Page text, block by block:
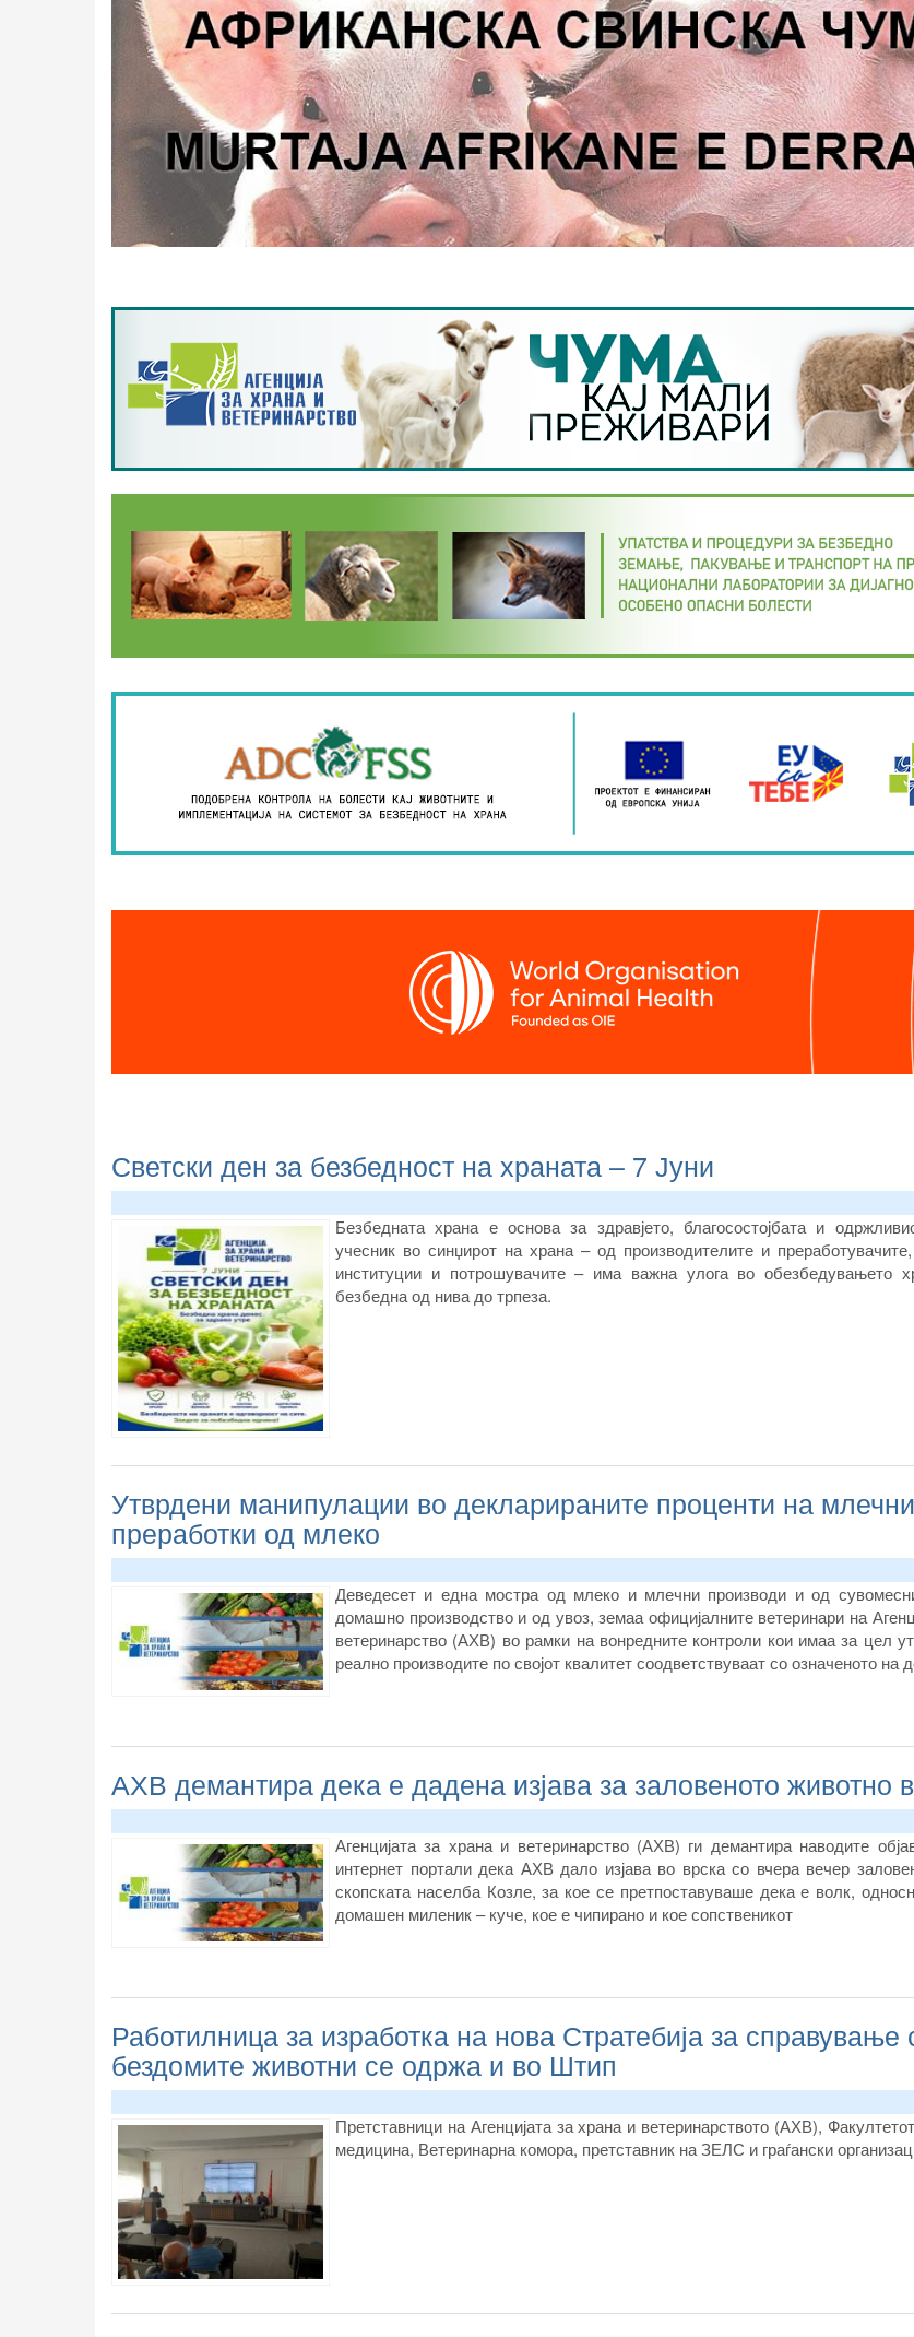
Светски ден за безбедност на храната – 7 Јуни
Безбедната храна е основа за здравјето, благосостојбата и
учесник во синџирот на храна – од производителите и
институции и потрошувачите – има важна улога во обезбедувањето
безбедна од нива до трпеза.
Утврдени манипулации во декларираните проценти на
преработки од млеко
Деведесет и една мостра од млеко и млечни производи и од
домашно производство и од увоз, земаа официјалните ветеринари на
ветеринарство (АХВ) во рамки на вонредните контроли кои имаа за цел
реално производите по својот квалитет соодветствуваат со означеното на
АХВ демантира дека е дадена изјава за заловеното животно
Агенцијата за храна и ветеринарство (АХВ) ги демантира наводите
интернет портали дека АХВ дало изјава во врска со вчера вечер
скопската населба Козле, за кое се претпоставуваше дека е волк,
домашен миленик – куче, кое е чипирано и кое сопственикот
Работилница за изработка на нова Стратебија за справување
бездомите животни се одржа и во Штип
Претставници на Агенцијата за храна и ветеринарството (АХВ),
медицина, Ветеринарна комора, претставник на ЗЕЛС и граѓански